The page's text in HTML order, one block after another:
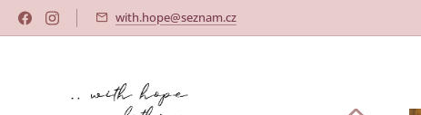
with.hope@seznam.cz